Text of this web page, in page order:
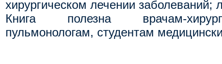
хирургическом лечении заболеваний;
Книга полезна врачам-
пульмонологам, студентам